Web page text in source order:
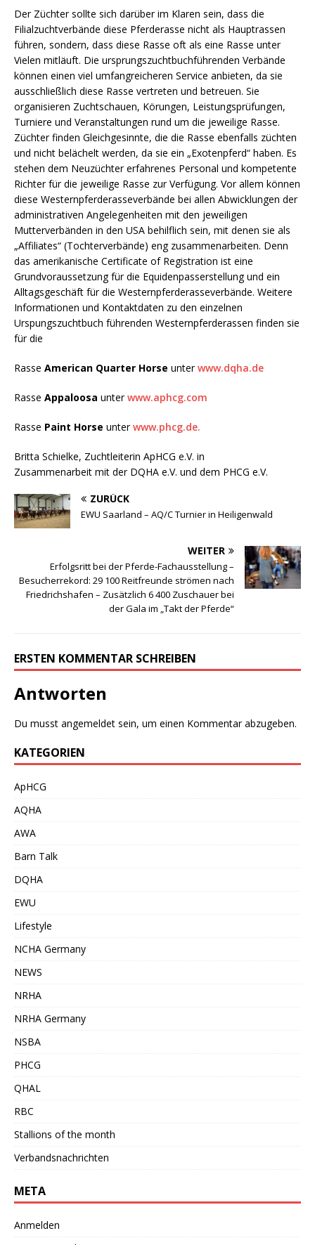
Der Züchter sollte sich darüber im Klaren sein, dass die
Filialzuchtverbände diese Pferderasse nicht als Hauptrassen
führen, sondern, dass diese Rasse oft als eine Rasse unter
Vielen mitläuft. Die ursprungszuchtbuchführenden Verbände
können einen viel umfangreicheren Service anbieten, da sie
ausschließlich diese Rasse vertreten und betreuen. Sie
organisieren Zuchtschauen, Körungen, Leistungsprüfungen,
Turniere und Veranstaltungen rund um die jeweilige Rasse.
Züchter finden Gleichgesinnte, die die Rasse ebenfalls züchten
und nicht belächelt werden, da sie ein „Exotenpferd“ haben. Es
stehen dem Neuzüchter erfahrenes Personal und kompetente
Richter für die jeweilige Rasse zur Verfügung. Vor allem können
diese Westernpferderasseverbände bei allen Abwicklungen der
administrativen Angelegenheiten mit den jeweiligen
Mutterverbänden in den USA behilflich sein, mit denen sie als
„Affiliates“ (Tochterverbände) eng zusammenarbeiten. Denn
das amerikanische Certificate of Registration ist eine
Grundvoraussetzung für die Equidenpasserstellung und ein
Alltagsgeschäft für die Westernpferderasseverbände. Weitere
Informationen und Kontaktdaten zu den einzelnen
Urspungszuchtbuch führenden Westernpferderassen finden sie
für die
Rasse American Quarter Horse unterwww.dqha.de
Rasse Appaloosa unterwww.aphcg.com
Rasse Paint Horse unterwww.phcg.de.
Britta Schielke, Zuchtleiterin ApHCG e.V. in
Zusammenarbeit mit der DQHA e.V. und dem PHCG e.V.
ZURÜCK
EWU Saarland – AQ/C Turnier in Heiligenwald
WEITER
Erfolgsritt bei der Pferde-Fachausstellung –
Besucherrekord: 29 100 Reitfreunde strömen nach
Friedrichshafen – Zusätzlich 6 400 Zuschauer bei
der Gala im „Takt der Pferde“
ERSTEN KOMMENTAR SCHREIBEN
Antworten
Du musst angemeldet sein, um einen Kommentar abzugeben.
KATEGORIEN
ApHCG
AQHA
AWA
Barn Talk
DQHA
EWU
Lifestyle
NCHA Germany
NEWS
NRHA
NRHA Germany
NSBA
PHCG
QHAL
RBC
Stallions of the month
Verbandsnachrichten
META
Anmelden